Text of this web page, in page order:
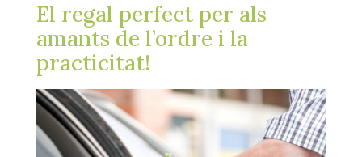
El regal perfect per als
amants de l’ordre i la
practicitat!